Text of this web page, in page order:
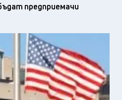
предприемачи